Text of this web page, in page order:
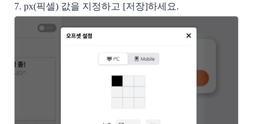
7. px(픽셀) 값을 지정하고 [저장]하세요.